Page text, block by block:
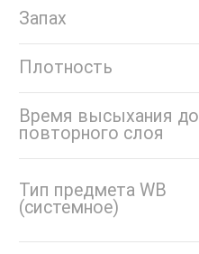
Запах
Плотность
Время высыхания до
повторного слоя
Тип предмета WB
(системное)